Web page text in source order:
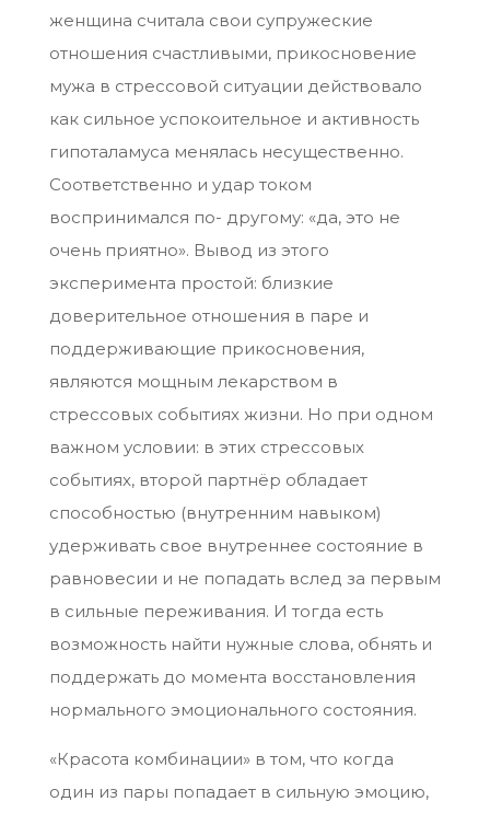
женщина считала свои супружеские
отношения счастливыми, прикосновение
мужа в стрессовой ситуации действовало
как сильное успокоительное и активность
гипоталамуса менялась несущественно.
Соответственно и удар током
воспринимался по- другому: «да, это не
очень приятно». Вывод из этого
эксперимента простой: близкие
доверительное отношения в паре и
поддерживающие прикосновения,
являются мощным лекарством в
стрессовых событиях жизни. Но при одном
важном условии: в этих стрессовых
событиях, второй партнёр обладает
способностью (внутренним навыком)
удерживать свое внутреннее состояние в
равновесии и не попадать вслед за первым
в сильные переживания. И тогда есть
возможность найти нужные слова, обнять и
поддержать до момента восстановления
нормального эмоционального состояния.
«Красота комбинации» в том, что когда
один из пары попадает в сильную эмоцию,